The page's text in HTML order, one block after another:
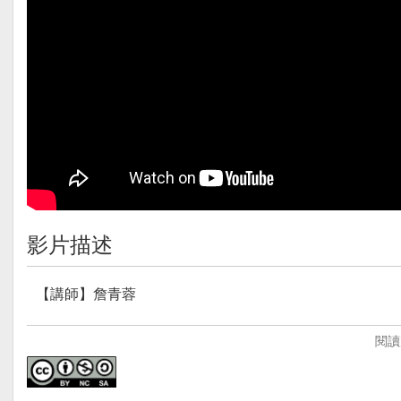
影片描述
【講師】詹青蓉
詹青蓉老師，任教於宜蘭礁溪國中，為社會科領域教師（
【影片簡介】
閱